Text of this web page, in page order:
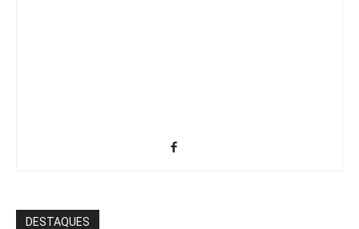
DESTAQUES